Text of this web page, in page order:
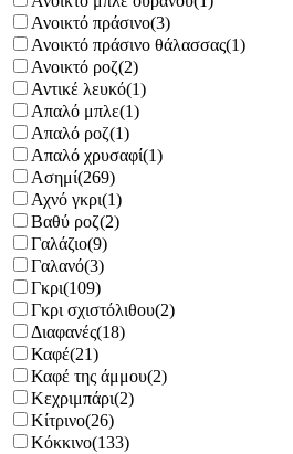
Ανοικτό πράσινο(3)
Ανοικτό πράσινο θάλασσας(1)
Ανοικτό ροζ(2)
Αντικέ λευκό(1)
Απαλό μπλε(1)
Απαλό ροζ(1)
Απαλό χρυσαφί(1)
Ασημί(269)
Αχνό γκρι(1)
Βαθύ ροζ(2)
Γαλάζιο(9)
Γαλανό(3)
Γκρι(109)
Γκρι σχιστόλιθου(2)
Διαφανές(18)
Καφέ(21)
Καφέ της άμμου(2)
Κεχριμπάρι(2)
Κίτρινο(26)
Κόκκινο(133)